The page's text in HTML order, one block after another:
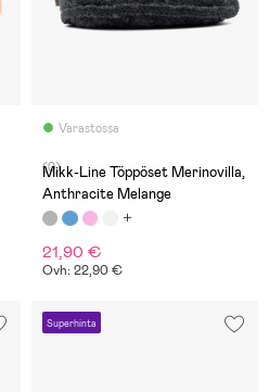
Varastossa
(0)
Mikk-Line Töppöset Merinovilla,
Anthracite Melange
21,90 €
Ovh: 22,90 €
Superhinta